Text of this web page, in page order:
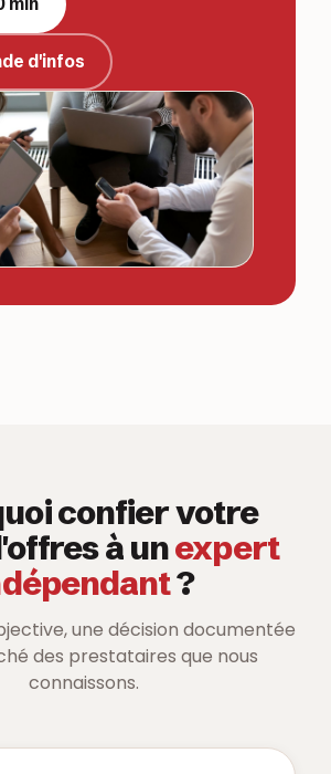
d'infos
confier votre
à unexpert
?
une décision documentée
des prestataires que nous
connaissons.